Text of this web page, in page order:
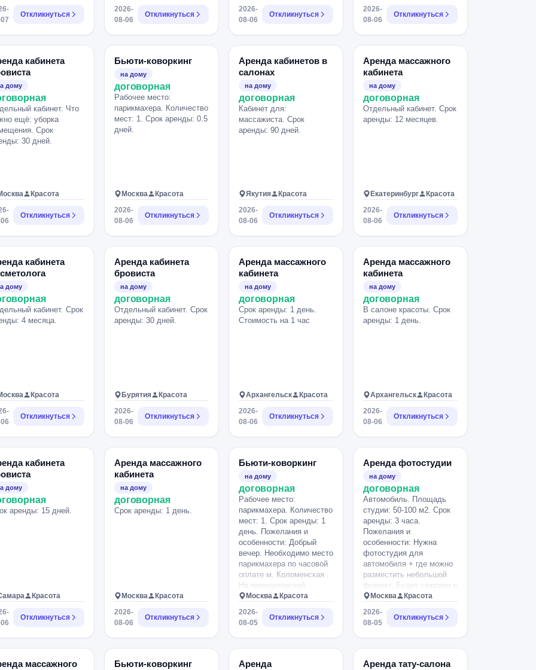
Откликнуться
2026-
08-06
Откликнуться
2026-
08-06
Откликнуться
2026-
08-06
Откликнуться
кабинета
дому
кабинет. Что
ещё: уборка
Срок
30 дней.
Красота
Откликнуться
Бьюти-коворкинг
на дому
договорная
Рабочее место:
парикмахера. Количество
мест: 1. Срок аренды: 0.5
дней.
Москва
Красота
2026-
08-06
Откликнуться
Аренда кабинетов в
салонах
на дому
договорная
Кабинет для:
массажиста. Срок
аренды: 90 дней.
Якутия
Красота
2026-
08-06
Откликнуться
Аренда массажного
кабинета
на дому
договорная
Отдельный кабинет. Срок
аренды: 12 месяцев.
Екатеринбург
Красота
2026-
08-06
Откликнуться
кабинета
дому
кабинет. Срок
4 месяца.
Красота
Откликнуться
Аренда кабинета
бровиста
на дому
договорная
Отдельный кабинет. Срок
аренды: 30 дней.
Бурятия
Красота
2026-
08-06
Откликнуться
Аренда массажного
кабинета
на дому
договорная
Срок аренды: 1 день.
Стоимость на 1 час
Архангельск
Красота
2026-
08-06
Откликнуться
Аренда массажного
кабинета
на дому
договорная
В салоне красоты. Срок
аренды: 1 день.
Архангельск
Красота
2026-
08-06
Откликнуться
кабинета
дому
аренды: 15 дней.
Красота
Откликнуться
Аренда массажного
кабинета
на дому
договорная
Срок аренды: 1 день.
Москва
Красота
2026-
08-06
Откликнуться
Бьюти-коворкинг
на дому
договорная
Рабочее место:
парикмахера. Количество
мест: 1. Срок аренды: 1
день. Пожелания и
особенности: Добрый
вечер. Необходимо место
парикмахера по часовой
оплате м. Коломенская .
На периодической
основе.
Москва
Красота
2026-
08-05
Откликнуться
Аренда фотостудии
на дому
договорная
Автомобиль. Площадь
студии: 50-100 м2. Срок
аренды: 3 часа.
Пожелания и
особенности: Нужна
фотостудия для
автомобиля + где можно
разместить небольшой
фуршет. Будет сюрприз с
видео и фото съемками.
Москва
Красота
2026-
08-05
Откликнуться
массажного
Бьюти-коворкинг
Аренда
Аренда тату-салона